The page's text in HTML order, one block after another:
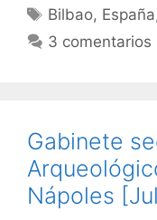
Etiquetas
Bilbao, España
3 comentarios
Gabinete
Nápoles